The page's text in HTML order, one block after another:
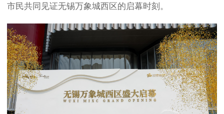
市民共同见证无锡万象城西区的启幕时刻。